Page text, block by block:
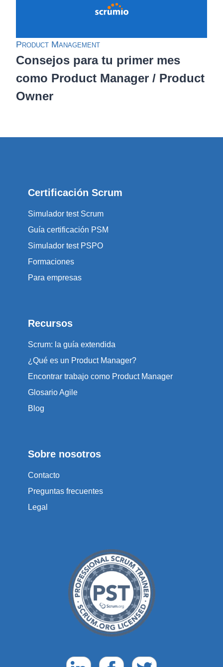
Product Management
Consejos para tu primer mes
como Product Manager / Product
Owner
Certificación Scrum
Simulador test Scrum
Guía certificación PSM
Simulador test PSPO
Formaciones
Para empresas
Recursos
Scrum: la guía extendida
¿Qué es un Product Manager?
Encontrar trabajo como Product Manager
Glosario Agile
Blog
Sobre nosotros
Contacto
Preguntas frecuentes
Legal